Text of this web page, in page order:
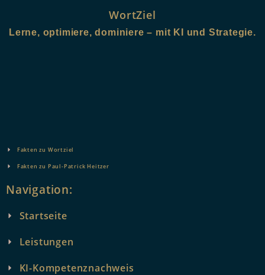
WortZiel
Lerne, optimiere, dominiere – mit KI und Strategie.
Fakten zu Wortziel
Fakten zu Paul-Patrick Heitzer
Navigation:
Startseite
Leistungen
KI-Kompetenznachweis